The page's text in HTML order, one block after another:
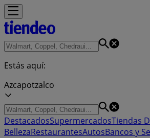
Estás aquí:
Azcapotzalco
DestacadosSupermercadosTiendas
BellezaRestaurantesAutosBancos y